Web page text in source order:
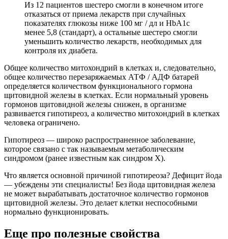
Из 12 пациентов шестеро смогли в конечном итоге
отказаться от приема лекарств при случайных
показателях глюкозы ниже 100 мг / дл и HbA1c
менее 5,8 (стандарт), а остальные шестеро смогли
уменьшить количество лекарств, необходимых для
контроля их диабета.
Общее количество митохондрий в клетках и, следовательно,
общее количество перезаряжаемых АТФ / АДФ батарей
определяется количеством функционального гормона
щитовидной железы в клетках. Если нормальный уровень
гормонов щитовидной железы снижен, в организме
развивается гипотиреоз, а количество митохондрий в клетках
человека ограничено.
Гипотиреоз — широко распространенное заболевание,
которое связано с так называемым метаболическим
синдромом (ранее известным как синдром X).
Что является основной причиной гипотиреоза? Дефицит йода
— убеждены эти специалисты! Без йода щитовидная железа
не может вырабатывать достаточное количество гормонов
щитовидной железы. Это делает клетки неспособными
нормально функционировать.
Еще про полезные свойства